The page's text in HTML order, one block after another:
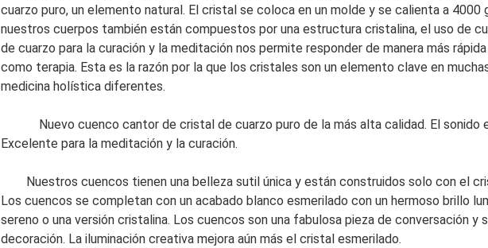
cuarzo puro, un elemento natural. El cristal se coloca en un molde y se calienta a 4000
nuestros cuerpos también están compuestos por una estructura cristalina, el uso de
de cuarzo para la curación y la meditación nos permite responder de manera más
como terapia. Esta es la razón por la que los cristales son un elemento clave en
medicina holística diferentes.
Nuevo cuenco cantor de cristal de cuarzo puro de la más alta calidad. El sonido
Excelente para la meditación y la curación.
Nuestros cuencos tienen una belleza sutil única y están construidos solo con el
Los cuencos se completan con un acabado blanco esmerilado con un hermoso brillo
sereno o una versión cristalina. Los cuencos son una fabulosa pieza de conversación y
decoración. La iluminación creativa mejora aún más el cristal esmerilado.